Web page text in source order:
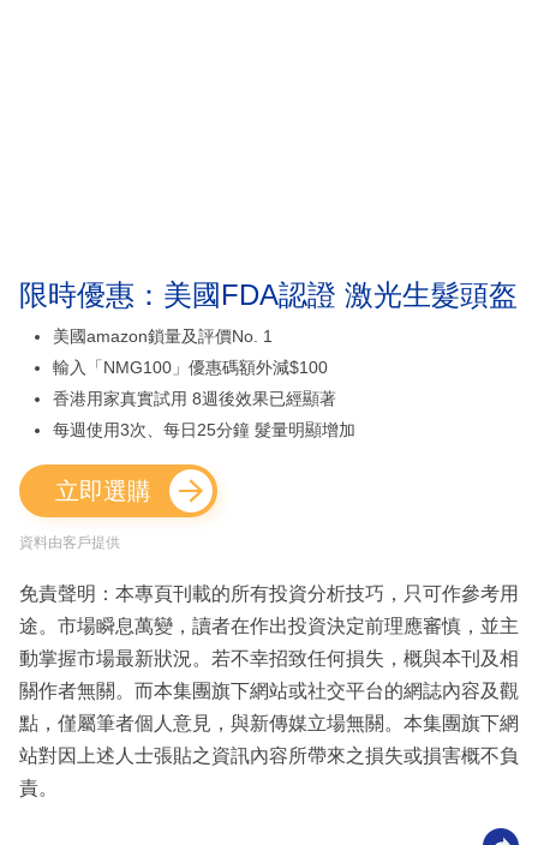
限時優惠：美國FDA認證 激光生髮頭盔
美國amazon鎖量及評價No. 1
輸入「NMG100」優惠碼額外減$100
香港用家真實試用 8週後效果已經顯著
每週使用3次、每日25分鐘 髮量明顯增加
立即選購
資料由客戶提供
免責聲明：本專頁刊載的所有投資分析技巧，只可作參考用
途。市場瞬息萬變，讀者在作出投資決定前理應審慎，並主
動掌握市場最新狀況。若不幸招致任何損失，概與本刊及相
關作者無關。而本集團旗下網站或社交平台的網誌內容及觀
點，僅屬筆者個人意見，與新傳媒立場無關。本集團旗下網
站對因上述人士張貼之資訊內容所帶來之損失或損害概不負
責。